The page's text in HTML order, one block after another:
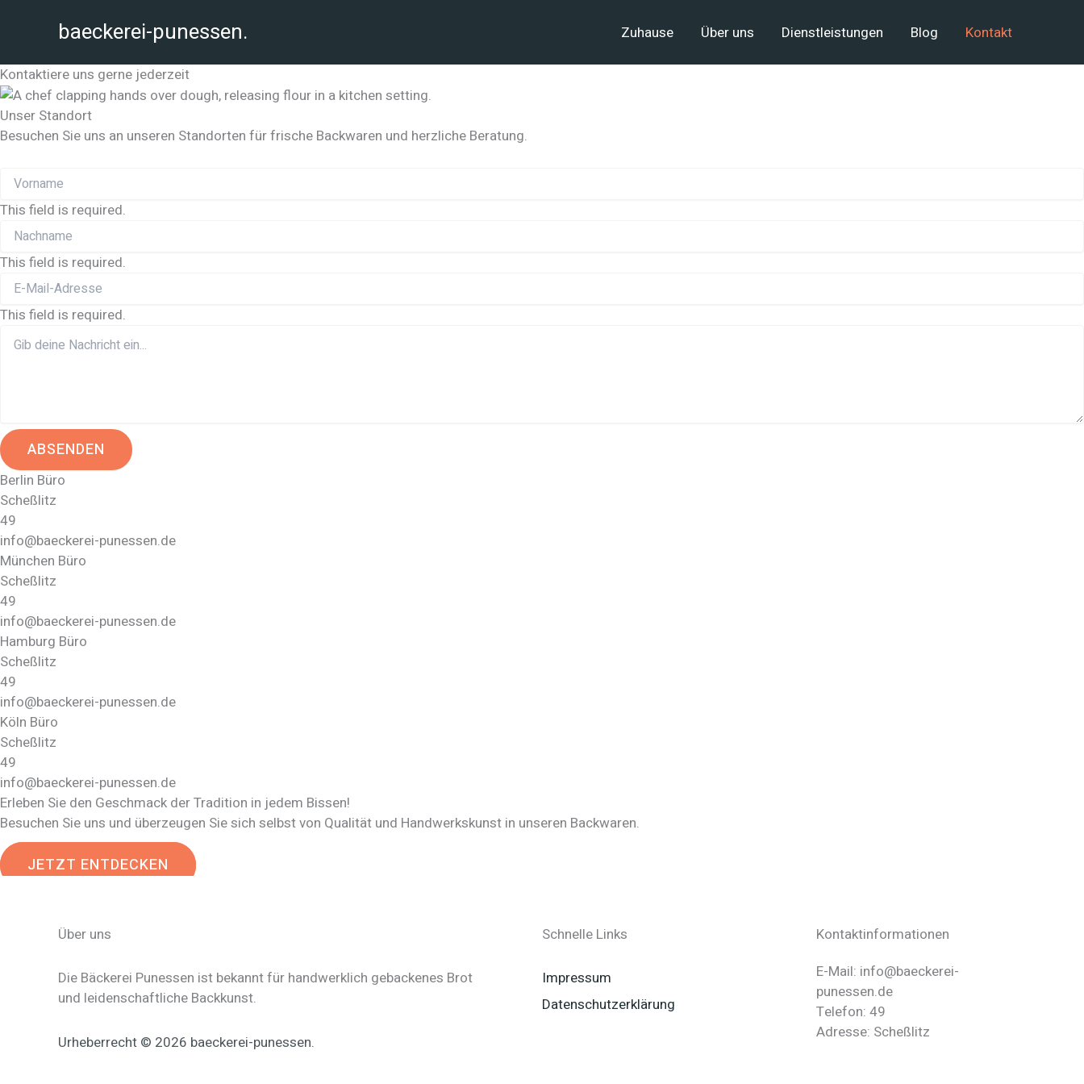
baeckerei-punessen. Zuhause Über uns Dienstleistungen Blog Kontakt
Kontaktiere uns gerne jederzeit
Unser Standort
Besuchen Sie uns an unseren Standorten für frische Backwaren und herzliche Beratung.
This field is required.
This field is required.
This field is required.
ABSENDEN
Berlin Büro
Scheßlitz
49
info@baeckerei-punessen.de
München Büro
Scheßlitz
49
info@baeckerei-punessen.de
Hamburg Büro
Scheßlitz
49
info@baeckerei-punessen.de
Köln Büro
Scheßlitz
49
info@baeckerei-punessen.de
Erleben Sie den Geschmack der Tradition in jedem Bissen!
Besuchen Sie uns und überzeugen Sie sich selbst von Qualität und Handwerkskunst in unseren Backwaren.
JETZT ENTDECKEN
Über uns
Die Bäckerei Punessen ist bekannt für handwerklich gebackenes Brot
und leidenschaftliche Backkunst.
Urheberrecht © 2026 baeckerei-punessen.
Schnelle Links
Impressum
Datenschutzerklärung
Kontaktinformationen
E-Mail: info@baeckerei-
punessen.de
Telefon: 49
Adresse: Scheßlitz